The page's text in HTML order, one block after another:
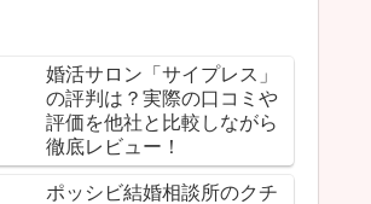
婚活サロン「サイプレス」
の評判は？実際の口コミや
評価を他社と比較しながら
徹底レビュー！
ポッシビ結婚相談所のクチ